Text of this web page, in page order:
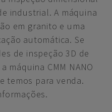
industrial. A máquina
em granito e uma
automática. Se
de inspeção 3D de
máquina CMM NANO
temos para venda.